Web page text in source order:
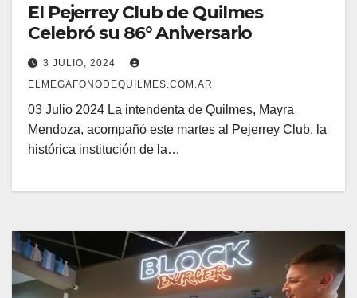
El Pejerrey Club de Quilmes
Celebró su 86° Aniversario
3 JULIO, 2024
ELMEGAFONODEQUILMES.COM.AR
03 Julio 2024 La intendenta de Quilmes, Mayra
Mendoza, acompañó este martes al Pejerrey Club, la
histórica institución de la…